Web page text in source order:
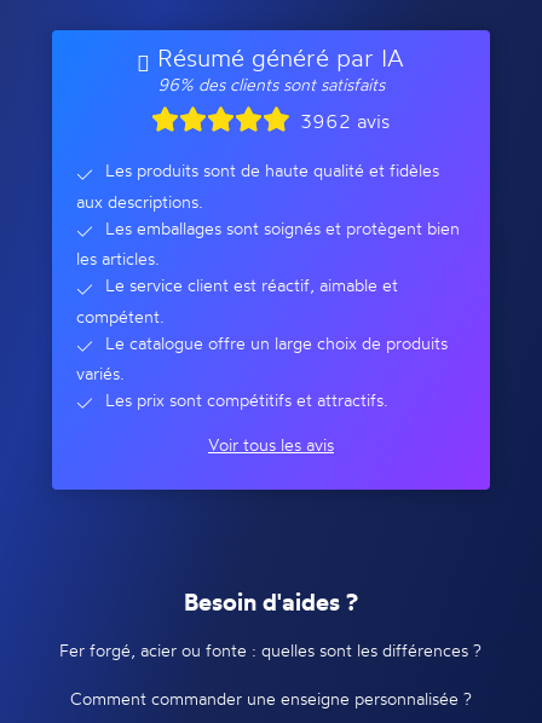
Résumé généré par IA
96% des clients sont satisfaits
3962 avis
Les produits sont de haute qualité et fidèles
aux descriptions.
Les emballages sont soignés et protègent bien
les articles.
Le service client est réactif, aimable et
compétent.
Le catalogue offre un large choix de produits
variés.
Les prix sont compétitifs et attractifs.
Voir tous les avis
Besoin d'aides ?
Fer forgé, acier ou fonte : quelles sont les différences ?
Comment commander une enseigne personnalisée ?